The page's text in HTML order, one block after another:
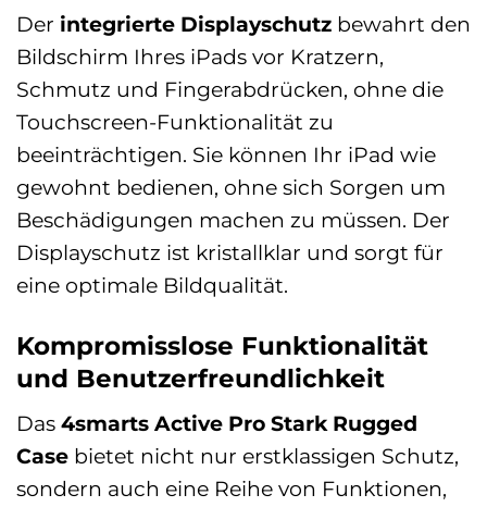
Der integrierte Displayschutz bewahrt den
Bildschirm Ihres iPads vor Kratzern,
Schmutz und Fingerabdrücken, ohne die
Touchscreen-Funktionalität zu
beeinträchtigen. Sie können Ihr iPad wie
gewohnt bedienen, ohne sich Sorgen um
Beschädigungen machen zu müssen. Der
Displayschutz ist kristallklar und sorgt für
eine optimale Bildqualität.
Kompromisslose Funktionalität
und Benutzerfreundlichkeit
Das 4smarts Active Pro Stark Rugged
Case bietet nicht nur erstklassigen Schutz,
sondern auch eine Reihe von Funktionen,